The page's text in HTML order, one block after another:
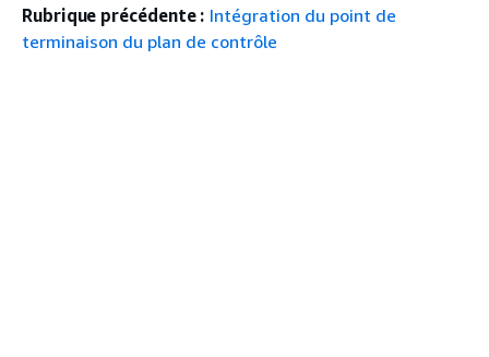
Rubrique précédente : Intégration du point de
terminaison du plan de contrôle